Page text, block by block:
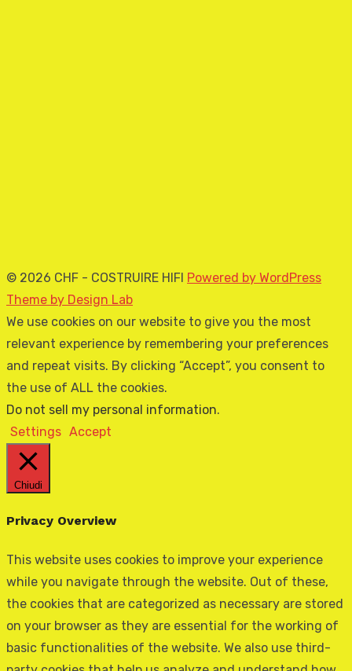
© 2026 CHF - COSTRUIRE HIFI Powered by WordPress
Theme by Design Lab
We use cookies on our website to give you the most
relevant experience by remembering your preferences
and repeat visits. By clicking “Accept”, you consent to
the use of ALL the cookies.
Do not sell my personal information.
Settings Accept
Chiudi
Privacy Overview
This website uses cookies to improve your experience
while you navigate through the website. Out of these,
the cookies that are categorized as necessary are stored
on your browser as they are essential for the working of
basic functionalities of the website. We also use third-